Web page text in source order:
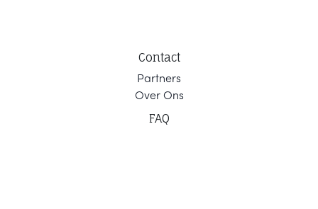
Contact
Partners
Over Ons
FAQ